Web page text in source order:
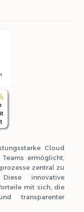
Cloud
ermöglicht,
zentral zu
innovative
mit sich, die
transparenter